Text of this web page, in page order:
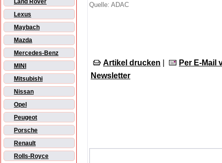
Land Rover
Lexus
Maybach
Mazda
Mercedes-Benz
MINI
Mitsubishi
Nissan
Opel
Peugeot
Porsche
Renault
Rolls-Royce
Quelle: ADAC
Artikel drucken
Per E-Mail
Newsletter